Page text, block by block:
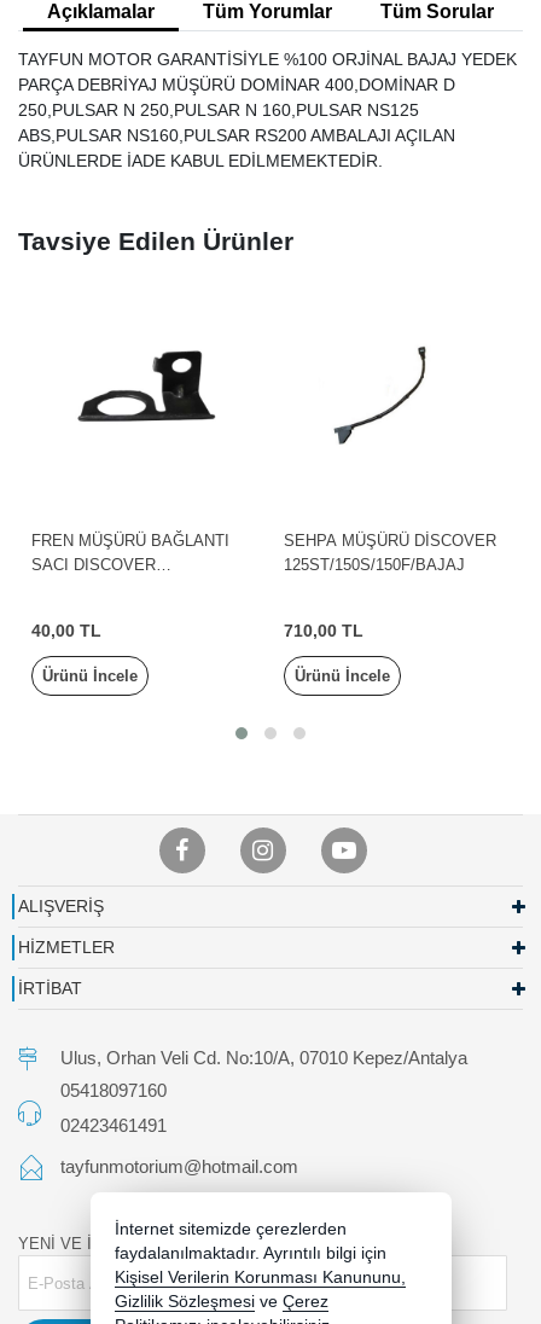
Açıklamalar Tüm Yorumlar Tüm Sorular
TAYFUN MOTOR GARANTİSİYLE %100 ORJİNAL BAJAJ YEDEK
PARÇA DEBRİYAJ MÜŞÜRÜ DOMİNAR 400,DOMİNAR D
250,PULSAR N 250,PULSAR N 160,PULSAR NS125
ABS,PULSAR NS160,PULSAR RS200 AMBALAJI AÇILAN
ÜRÜNLERDE İADE KABUL EDİLMEMEKTEDİR.
Tavsiye Edilen Ürünler
FREN MÜŞÜRÜ BAĞLANTI
SACI DISCOVER
40,00 TL
Ürünü İncele
SEHPA MÜŞÜRÜ DİSCOVER
125ST/150S/150F/BAJAJ
710,00 TL
Ürünü İncele
ALIŞVERİŞ
HİZMETLER
İRTİBAT
Ulus, Orhan Veli Cd. No:10/A, 07010 Kepez/Antalya
05418097160
02423461491
tayfunmotorium@hotmail.com
YENİ VE İNDİRİMLİ ÜRÜNLERDEN HABERDAR OLUN !
İnternet sitemizde çerezlerden
faydalanılmaktadır. Ayrıntılı bilgi için
Kişisel Verilerin Korunması Kanununu,
Gizlilik Sözleşmesi ve Çerez